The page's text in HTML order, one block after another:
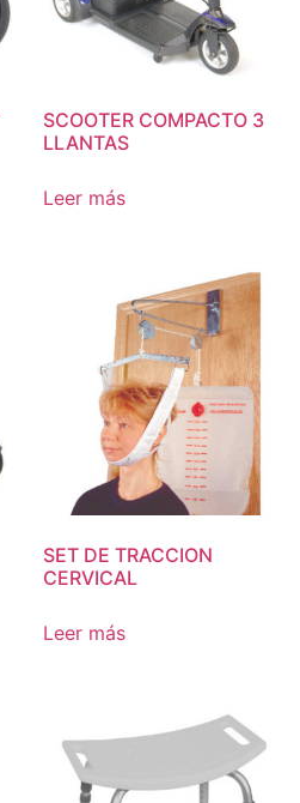
SCOOTER COMPACTO 3
LLANTAS
Leer más
SET DE TRACCION
CERVICAL
Leer más